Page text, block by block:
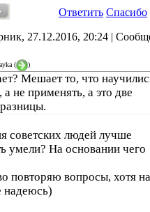
Ответить Спасибо
27.12.2016, 20:24 |
( )
Мешает то, что
а не применять, а это две
советских людей лучше
умели? На основании чего
повторяю вопросы, хотя на
надеюсь)